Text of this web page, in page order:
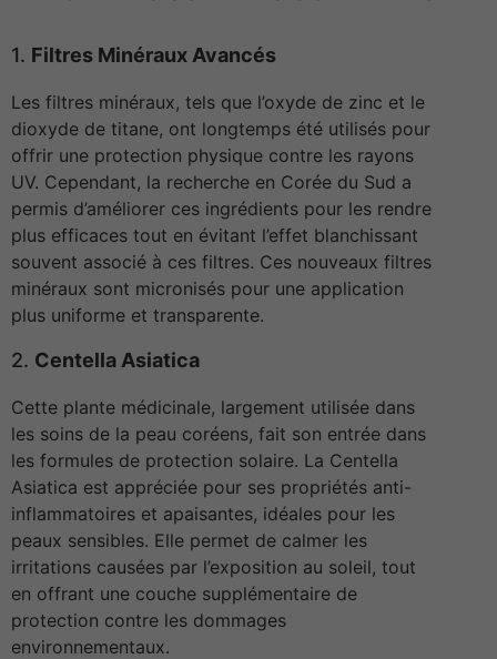
1. Filtres Minéraux Avancés
Les filtres minéraux, tels que l’oxyde de zinc et le
dioxyde de titane, ont longtemps été utilisés pour
offrir une protection physique contre les rayons
UV. Cependant, la recherche en Corée du Sud a
permis d’améliorer ces ingrédients pour les rendre
plus efficaces tout en évitant l’effet blanchissant
souvent associé à ces filtres. Ces nouveaux filtres
minéraux sont micronisés pour une application
plus uniforme et transparente.
2. Centella Asiatica
Cette plante médicinale, largement utilisée dans
les soins de la peau coréens, fait son entrée dans
les formules de protection solaire. La Centella
Asiatica est appréciée pour ses propriétés anti-
inflammatoires et apaisantes, idéales pour les
peaux sensibles. Elle permet de calmer les
irritations causées par l’exposition au soleil, tout
en offrant une couche supplémentaire de
protection contre les dommages
environnementaux.